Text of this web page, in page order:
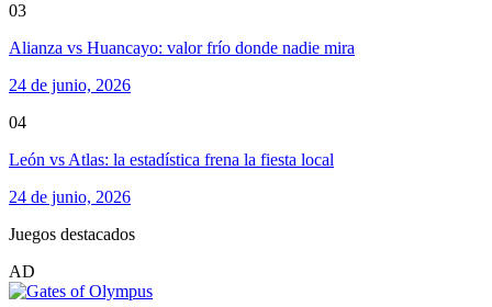
03
Alianza vs Huancayo: valor frío donde nadie mira
24 de junio, 2026
04
León vs Atlas: la estadística frena la fiesta local
24 de junio, 2026
Juegos destacados
AD